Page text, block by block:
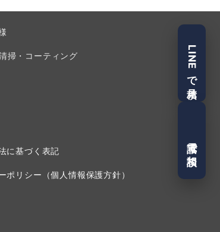
掃・コーティング
に基づく表記
ポリシー（個人情報保護方針）
LINEで見積
電話で相談